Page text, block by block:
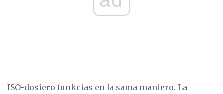
ISO-dosiero funkcias en la sama maniero. La